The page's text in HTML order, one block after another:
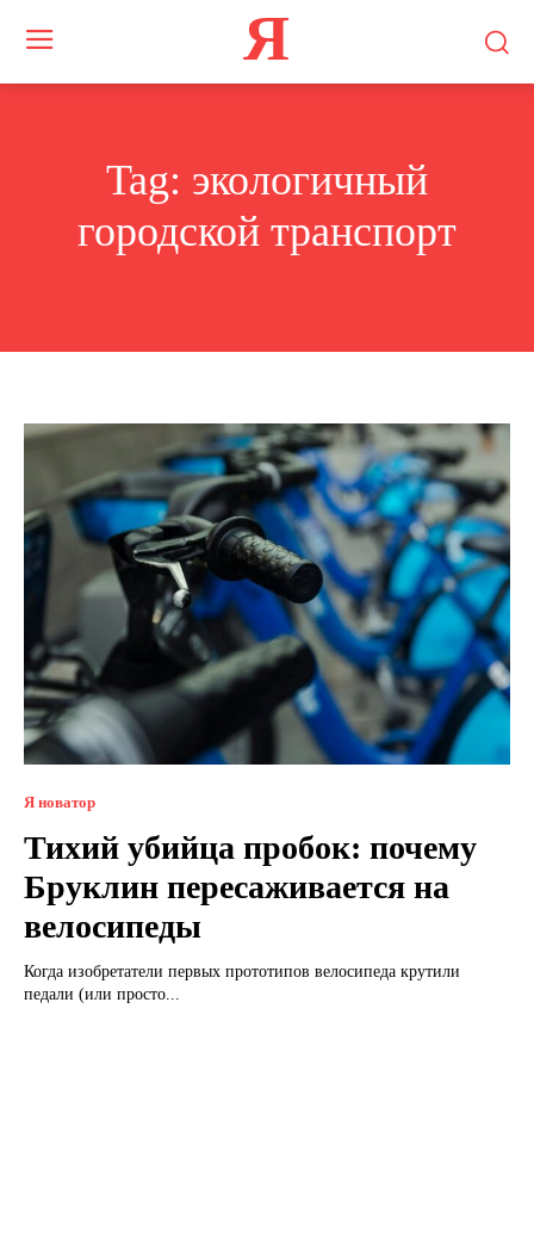
Я
Tag: экологичный
городской транспорт
Я новатор
Тихий убийца пробок: почему
Бруклин пересаживается на
велосипеды
Когда изобретатели первых прототипов велосипеда крутили
педали (или просто...